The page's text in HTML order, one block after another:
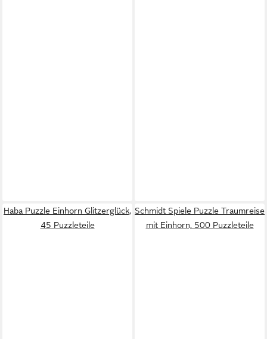
Haba Puzzle Einhorn Glitzerglück,
45 Puzzleteile
Schmidt Spiele Puzzle Traumreise
mit Einhorn, 500 Puzzleteile